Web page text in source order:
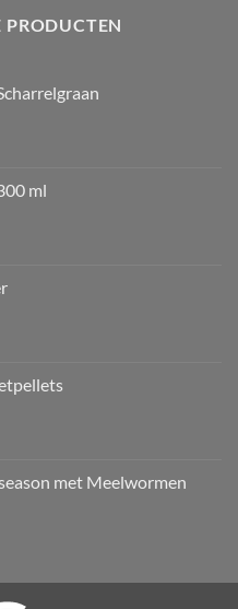
PRODUCTEN
ml
met Meelwormen